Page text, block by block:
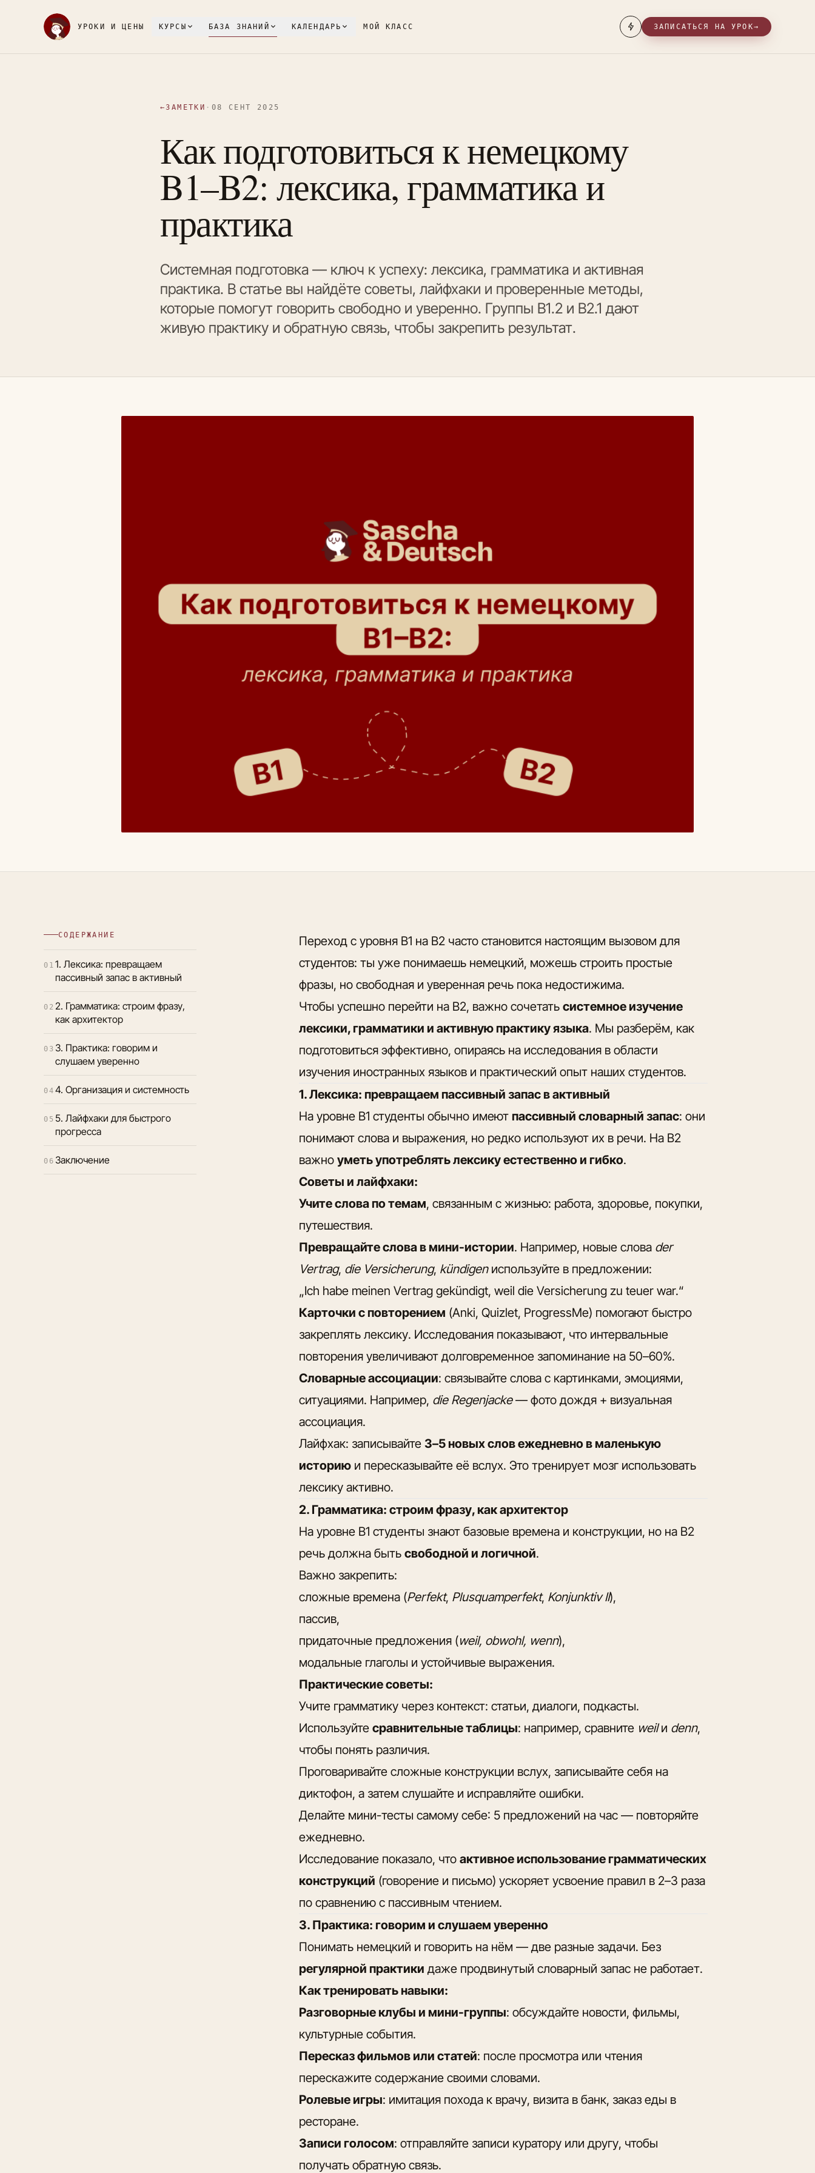
УРОКИ И ЦЕНЫ КУРСЫ БАЗА ЗНАНИЙ КАЛЕНДАРЬ МОЙ КЛАСС ЗАПИСАТЬСЯ НА УРОК→
←ЗАМЕТКИ · 08 СЕНТ 2025
Как подготовиться к немецкому
B1–B2: лексика, грамматика и
практика
Системная подготовка — ключ к успеху: лексика, грамматика и активная
практика. В статье вы найдёте советы, лайфхаки и проверенные методы,
которые помогут говорить свободно и уверенно. Группы B1.2 и B2.1 дают
живую практику и обратную связь, чтобы закрепить результат.
СОДЕРЖАНИЕ
01 1. Лексика: превращаем
пассивный запас в активный
02 2. Грамматика: строим фразу,
как архитектор
03 3. Практика: говорим и
слушаем уверенно
04 4. Организация и системность
05 5. Лайфхаки для быстрого
прогресса
06 Заключение
Переход с уровня B1 на B2 часто становится настоящим вызовом для
студентов: ты уже понимаешь немецкий, можешь строить простые
фразы, но свободная и уверенная речь пока недостижима.
Чтобы успешно перейти на B2, важно сочетатьсистемное изучение
лексики, грамматики и активную практику языка. Мы разберём, как
подготовиться эффективно, опираясь на исследования в области
изучения иностранных языков и практический опыт наших студентов.
1. Лексика: превращаем пассивный запас в активный
На уровне B1 студенты обычно имеютпассивный словарный запас: они
понимают слова и выражения, но редко используют их в речи. На B2
важноуметь употреблять лексику естественно и гибко.
Советы и лайфхаки:
Учите слова по темам, связанным с жизнью: работа, здоровье, покупки,
путешествия.
Превращайте слова в мини-истории. Например, новые слова der
Vertrag, die Versicherung, kündigenиспользуйте в предложении:
„Ich habe meinen Vertrag gekündigt, weil die Versicherung zu teuer war.“
Карточки с повторением (Anki, Quizlet, ProgressMe) помогают быстро
закреплять лексику. Исследования показывают, что интервальные
повторения увеличивают долговременное запоминание на 50–60%.
Словарные ассоциации: связывайте слова с картинками, эмоциями,
ситуациями. Например, die Regenjacke— фото дождя + визуальная
ассоциация.
Лайфхак: записывайте3–5 новых слов ежедневно в маленькую
историю и пересказывайте её вслух. Это тренирует мозг использовать
лексику активно.
2. Грамматика: строим фразу, как архитектор
На уровне B1 студенты знают базовые времена и конструкции, но на B2
речь должна бытьсвободной и логичной.
Важно закрепить:
сложные времена (Perfekt, Plusquamperfekt, Konjunktiv II),
пассив,
придаточные предложения (weil, obwohl, wenn),
модальные глаголы и устойчивые выражения.
Практические советы:
Учите грамматику через контекст: статьи, диалоги, подкасты.
Используйтесравнительные таблицы: например, сравните weilи denn,
чтобы понять различия.
Проговаривайте сложные конструкции вслух, записывайте себя на
диктофон, а затем слушайте и исправляйте ошибки.
Делайте мини-тесты самому себе: 5 предложений на час — повторяйте
ежедневно.
Исследование показало, чтоактивное использование грамматических
конструкций (говорение и письмо) ускоряет усвоение правил в 2–3 раза
по сравнению с пассивным чтением.
3. Практика: говорим и слушаем уверенно
Понимать немецкий и говорить на нём — две разные задачи. Без
регулярной практики даже продвинутый словарный запас не работает.
Как тренировать навыки:
Разговорные клубы и мини-группы: обсуждайте новости, фильмы,
культурные события.
Пересказ фильмов или статей: после просмотра или чтения
перескажите содержание своими словами.
Ролевые игры: имитация похода к врачу, визита в банк, заказ еды в
ресторане.
Записи голосом: отправляйте записи куратору или другу, чтобы
получать обратную связь.